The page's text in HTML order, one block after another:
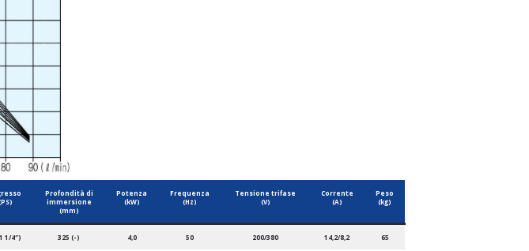
Profondità di
immersione
(mm)
Potenza
(kW)
Frequenza
(Hz)
Tensione trifase
(V)
Corrente
(A)
Peso
(kg)
1/4″) 325 (-) 4,0 50 200/380 14,2/8,2 65